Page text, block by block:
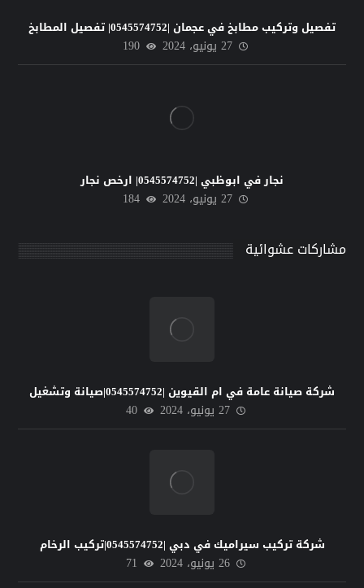
تفصيل وتركيب مطابخ في عجمان |0545574752| تفصيل المطابخ
27 يونيو، 2024 190
نجار في ابوظبي |0545574752| ارخص نجار
27 يونيو، 2024 184
مشاركات عشوائية
شركة صيانة عامة في ام القيوين |0545574752|صيانة وتشغيل
27 يونيو، 2024 40
شركة تركيب سيراميك في دبي |0545574752|تركيب الرخام
26 يونيو، 2024 71